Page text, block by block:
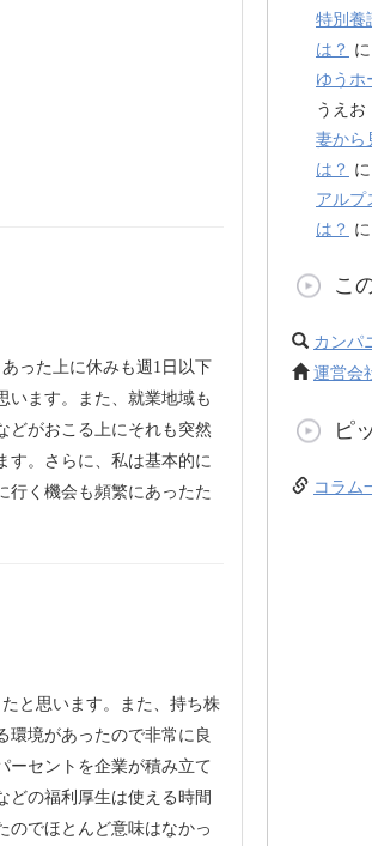
った上に休みも週1日以下
います。また、就業地域も
どがおこる上にそれも突然
す。さらに、私は基本的に
行く機会も頻繁にあったた
と思います。また、持ち株
環境があったので非常に良
ーセントを企業が積み立て
どの福利厚生は使える時間
のでほとんど意味はなかっ
特別養
は？
ゆうホ
うえお
妻から
は？
アルプ
は？
こ
カンパ
運営会
ピ
コラム